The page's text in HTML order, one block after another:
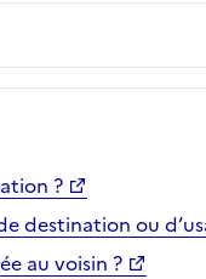
?
destination ou
au voisin ?